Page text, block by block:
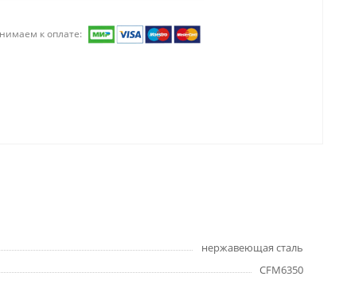
к оплате:
нержавеющая сталь
CFM6350